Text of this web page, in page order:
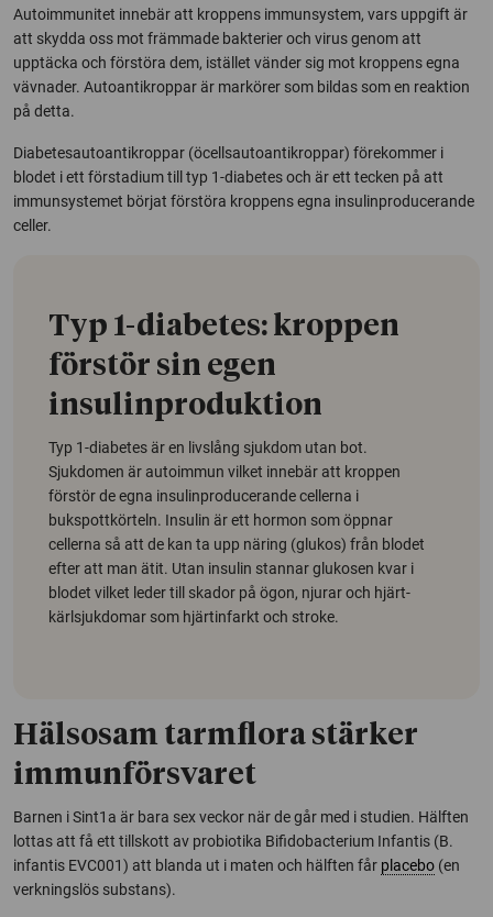
Autoimmunitet innebär att kroppens immunsystem, vars uppgift är
att skydda oss mot främmade bakterier och virus genom att
upptäcka och förstöra dem, istället vänder sig mot kroppens egna
vävnader. Autoantikroppar är markörer som bildas som en reaktion
på detta.
Diabetesautoantikroppar (öcellsautoantikroppar) förekommer i
blodet i ett förstadium till typ 1-diabetes och är ett tecken på att
immunsystemet börjat förstöra kroppens egna insulinproducerande
celler.
Typ 1-diabetes: kroppen
förstör sin egen
insulinproduktion
Typ 1-diabetes är en livslång sjukdom utan bot.
Sjukdomen är autoimmun vilket innebär att kroppen
förstör de egna insulinproducerande cellerna i
bukspottkörteln. Insulin är ett hormon som öppnar
cellerna så att de kan ta upp näring (glukos) från blodet
efter att man ätit. Utan insulin stannar glukosen kvar i
blodet vilket leder till skador på ögon, njurar och hjärt-
kärlsjukdomar som hjärtinfarkt och stroke.
Hälsosam tarmflora stärker
immunförsvaret
Barnen i Sint1a är bara sex veckor när de går med i studien. Hälften
lottas att få ett tillskott av probiotika Bifidobacterium Infantis (B.
infantis EVC001) att blanda ut i maten och hälften får placebo (en
verkningslös substans).